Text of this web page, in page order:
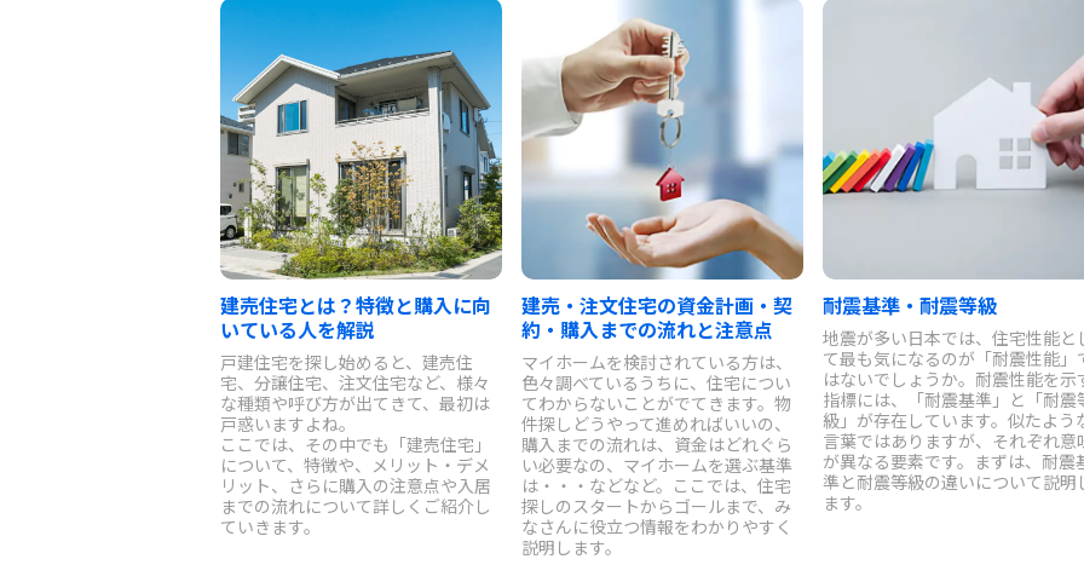
建売住宅とは？特徴と購入に向
いている人を解説
戸建住宅を探し始めると、建売住
宅、分譲住宅、注文住宅など、様々
な種類や呼び方が出てきて、最初は
戸惑いますよね。
ここでは、その中でも「建売住宅」
について、特徴や、メリット・デメ
リット、さらに購入の注意点や入居
までの流れについて詳しくご紹介し
ていきます。
建売・注文住宅の資金計画・契
約・購入までの流れと注意点
マイホームを検討されている方は、
色々調べているうちに、住宅につい
てわからないことがでてきます。物
件探しどうやって進めればいいの、
購入までの流れは、資金はどれぐら
い必要なの、マイホームを選ぶ基準
は・・・などなど。ここでは、住宅
探しのスタートからゴールまで、み
なさんに役立つ情報をわかりやすく
説明します。
耐震基準・耐震等級
地震が多い日本では、住宅性能と
て最も気になるのが「耐震性能」
はないでしょうか。耐震性能を示
指標には、「耐震基準」と「耐震
級」が存在しています。似たよう
言葉ではありますが、それぞれ意
が異なる要素です。まずは、耐震
準と耐震等級の違いについて説明
ます。